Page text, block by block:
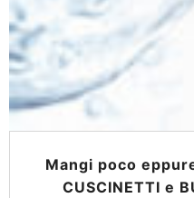
Mangi poco
CUSCINETTI e